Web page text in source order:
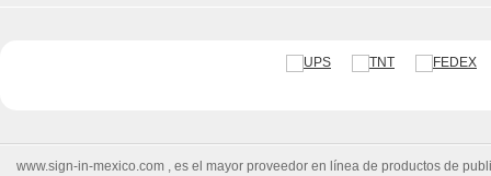
www.sign-in-mexico.com , es el mayor proveedor en línea de productos de